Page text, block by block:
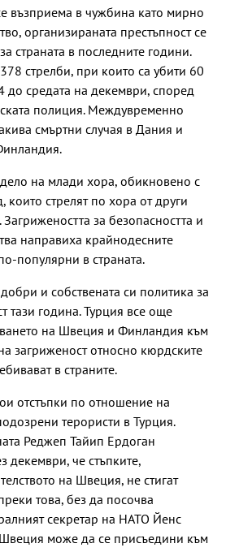
възприема в чужбина като мирно
организираната престъпност се
страната в последните години.
стрелби, при които са убити 60
средата на декември, според
полиция. Междувременно
смъртни случая в Дания и
на млади хора, обикновено с
които стрелят по хора от други
за безопасността и
направиха крайнодесните
популярни в страната.
и собствената си политика за
тази година. Турция все още
на Швеция и Финландия към
загриженост относно кюрдските
в страните.
отстъпки по отношение на
терористи в Турция.
Реджеп Тайип Ердоган
декември, че стъпките,
на Швеция, не стигат
това, без да посочва
секретар на НАТО Йенс
Швеция може да се присъедини към